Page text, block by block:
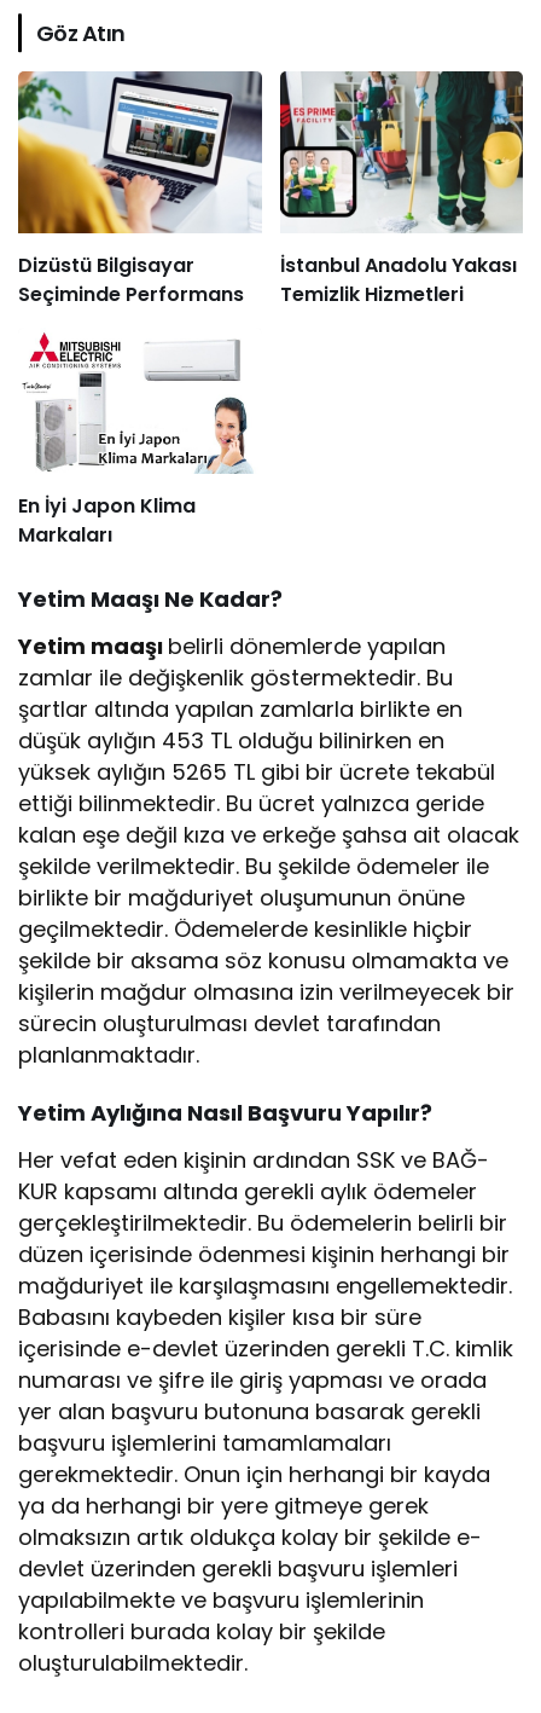
Göz Atın
Dizüstü Bilgisayar
Seçiminde Performans
İstanbul Anadolu Yakası
Temizlik Hizmetleri
En İyi Japon Klima
Markaları
Yetim Maaşı Ne Kadar?
Yetim maaşı belirli dönemlerde yapılan
zamlar ile değişkenlik göstermektedir. Bu
şartlar altında yapılan zamlarla birlikte en
düşük aylığın 453 TL olduğu bilinirken en
yüksek aylığın 5265 TL gibi bir ücrete tekabül
ettiği bilinmektedir. Bu ücret yalnızca geride
kalan eşe değil kıza ve erkeğe şahsa ait olacak
şekilde verilmektedir. Bu şekilde ödemeler ile
birlikte bir mağduriyet oluşumunun önüne
geçilmektedir. Ödemelerde kesinlikle hiçbir
şekilde bir aksama söz konusu olmamakta ve
kişilerin mağdur olmasına izin verilmeyecek bir
sürecin oluşturulması devlet tarafından
planlanmaktadır.
Yetim Aylığına Nasıl Başvuru Yapılır?
Her vefat eden kişinin ardından SSK ve BAĞ-
KUR kapsamı altında gerekli aylık ödemeler
gerçekleştirilmektedir. Bu ödemelerin belirli bir
düzen içerisinde ödenmesi kişinin herhangi bir
mağduriyet ile karşılaşmasını engellemektedir.
Babasını kaybeden kişiler kısa bir süre
içerisinde e-devlet üzerinden gerekli T.C. kimlik
numarası ve şifre ile giriş yapması ve orada
yer alan başvuru butonuna basarak gerekli
başvuru işlemlerini tamamlamaları
gerekmektedir. Onun için herhangi bir kayda
ya da herhangi bir yere gitmeye gerek
olmaksızın artık oldukça kolay bir şekilde e-
devlet üzerinden gerekli başvuru işlemleri
yapılabilmekte ve başvuru işlemlerinin
kontrolleri burada kolay bir şekilde
oluşturulabilmektedir.